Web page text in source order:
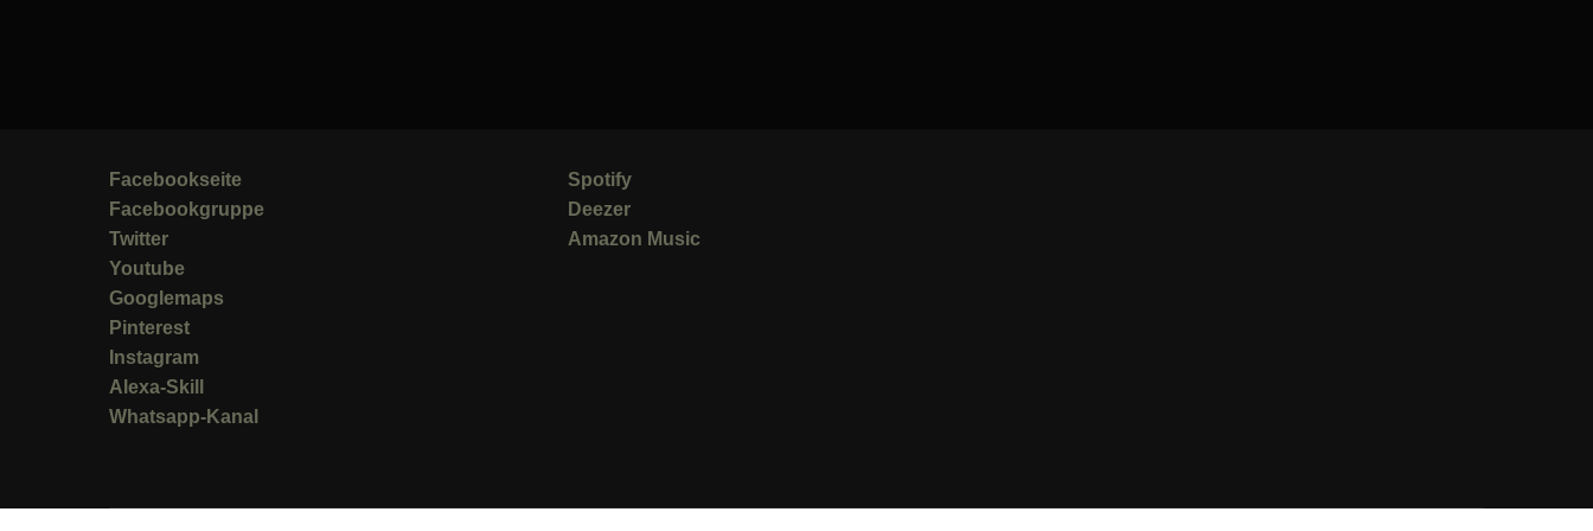
Facebookseite
Facebookgruppe
Twitter
Youtube
Googlemaps
Pinterest
Instagram
Alexa-Skill
Whatsapp-Kanal
Spotify
Deezer
Amazon Music